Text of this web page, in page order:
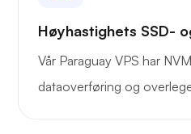
Høyhastighets SSD-
Vår Paraguay VPS har
dataoverføring og